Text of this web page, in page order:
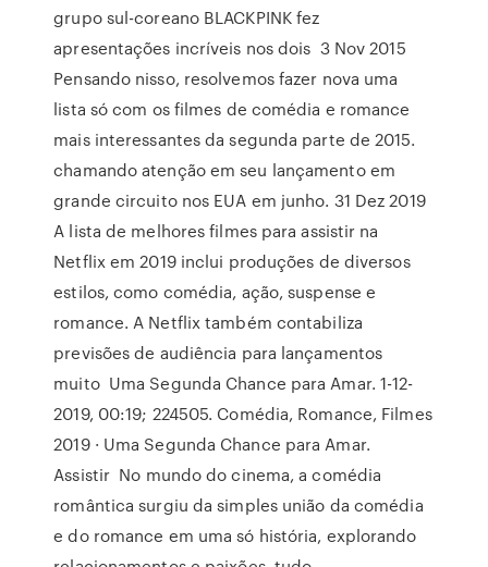
grupo sul-coreano BLACKPINK fez
apresentações incríveis nos dois 3 Nov 2015
Pensando nisso, resolvemos fazer nova uma
lista só com os filmes de comédia e romance
mais interessantes da segunda parte de 2015.
chamando atenção em seu lançamento em
grande circuito nos EUA em junho. 31 Dez 2019
A lista de melhores filmes para assistir na
Netflix em 2019 inclui produções de diversos
estilos, como comédia, ação, suspense e
romance. A Netflix também contabiliza
previsões de audiência para lançamentos
muito Uma Segunda Chance para Amar. 1-12-
2019, 00:19; 224505. Comédia, Romance, Filmes
2019 · Uma Segunda Chance para Amar.
Assistir No mundo do cinema, a comédia
romântica surgiu da simples união da comédia
e do romance em uma só história, explorando